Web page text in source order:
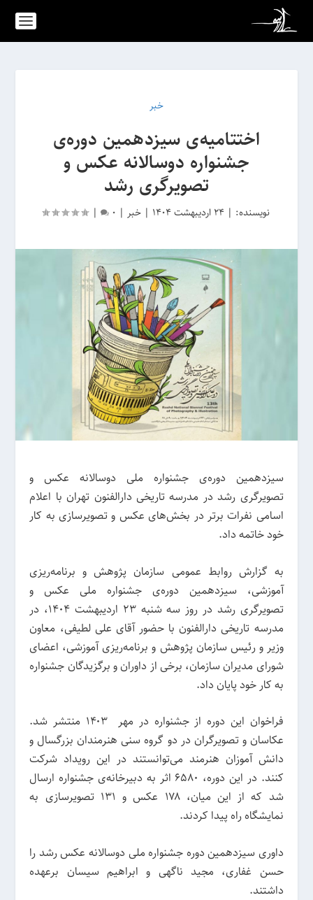
خبر
اختتامیه‌ی سیزدهمین دوره‌ی
جشنواره دوسالانه عکس و
تصویرگری رشد
نویسنده: | 24 اردیبهشت 1404 | خبر |
0
|
سیزدهمین دوره‌ی جشنواره ملی دوسالانه عکس و
تصویرگری رشد در مدرسه تاریخی دارالفنون تهران با اعلام
اسامی نفرات برتر در بخش‌های عکس و تصویرسازی به کار
خود خاتمه داد.
به گزارش روابط عمومی سازمان پژوهش و برنامه‌ریزی
آموزشی، سیزدهمین دوره‌ی جشنواره ملی عکس و
تصویرگری رشد در روز سه شنبه 23 اردیبهشت 1404، در
مدرسه تاریخی دارالفنون با حضور آقای علی لطیفی، معاون
وزیر و رئیس سازمان پژوهش و برنامه‌ریزی آموزشی، اعضای
شورای مدیران سازمان، برخی از داوران و برگزیدگان جشنواره
به کار خود پایان داد.
فراخوان این دوره از جشنواره در مهر ۱۴۰۳ منتشر شد.
عکاسان و تصویرگران در دو گروه سنی هنرمندان بزرگسال و
دانش آموزان هنرمند می‌توانستند در این رویداد شرکت
کنند. در این دوره، 6580 اثر به دبیرخانه‌ی جشنواره ارسال
شد که از این میان، ۱۷۸ عکس و 131 تصویرسازی به
نمایشگاه راه پیدا کردند.
داوری سیزدهمین دوره جشنواره ملی دوسالانه عکس رشد را
حسن غفاری، مجید ناگهی و ابراهیم سیسان برعهده
داشتند.